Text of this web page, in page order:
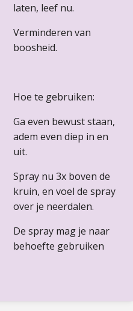
laten, leef nu.
Verminderen van
boosheid.
Hoe te gebruiken:
Ga even bewust staan,
adem even diep in en
uit.
Spray nu 3x boven de
kruin, en voel de spray
over je neerdalen.
De spray mag je naar
behoefte gebruiken